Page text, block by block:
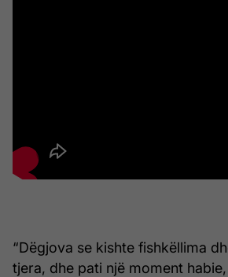
“Dëgjova se kishte fishkëllima
tjera, dhe pati një moment